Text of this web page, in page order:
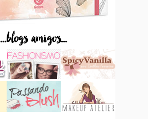
...blogs amigos...